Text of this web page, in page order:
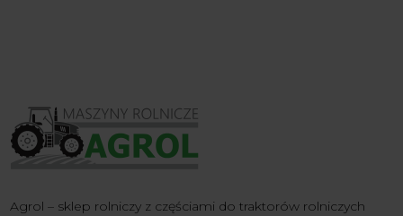
Agrol – sklep rolniczy z częściami do traktorów rolniczych